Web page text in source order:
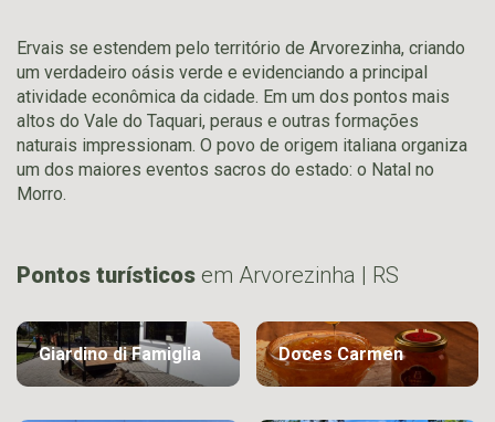
Ervais se estendem pelo território de Arvorezinha, criando
um verdadeiro oásis verde e evidenciando a principal
atividade econômica da cidade. Em um dos pontos mais
altos do Vale do Taquari, peraus e outras formações
naturais impressionam. O povo de origem italiana organiza
um dos maiores eventos sacros do estado: o Natal no
Morro.
Pontos turísticos em Arvorezinha | RS
Giardino di Famiglia Doces Carmen